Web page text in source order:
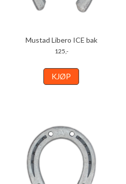
Mustad Libero ICE bak
125,-
KJØP